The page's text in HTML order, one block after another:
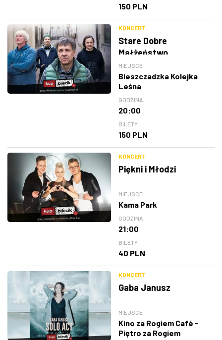
150 PLN
KONCERT
Stare Dobre
Małżeństwo
MIEJSCE
Bieszczadzka Kolejka
Leśna
GODZINA
20:00
BILETY
150 PLN
KONCERT
Piękni i Młodzi
MIEJSCE
Kama Park
GODZINA
21:00
BILETY
40 PLN
KONCERT
Gaba Janusz
MIEJSCE
Kino za Rogiem Café -
Piętro za Rogiem